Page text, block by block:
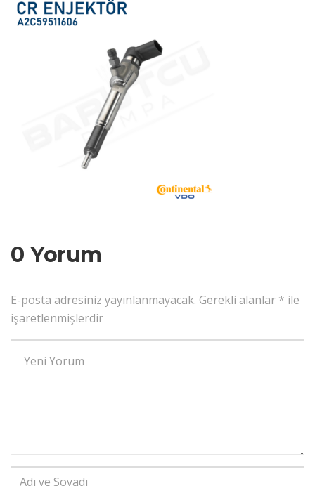
0 Yorum
E-posta adresiniz yayınlanmayacak. Gerekli alanlar * ile
işaretlenmişlerdir
Adı